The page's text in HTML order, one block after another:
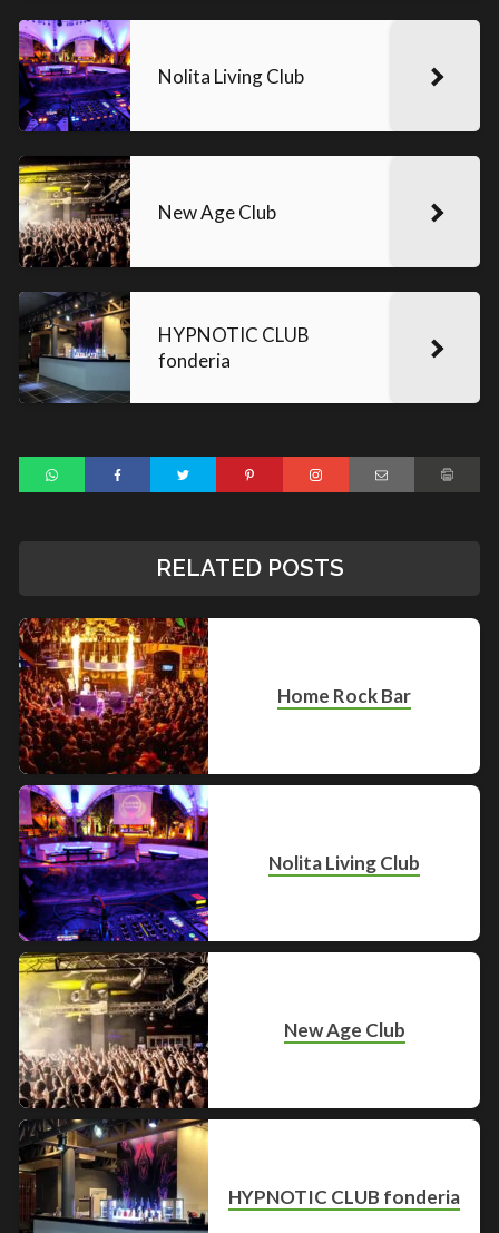
Nolita Living Club
New Age Club
HYPNOTIC CLUB
fonderia
RELATED POSTS
Home Rock Bar
Nolita Living Club
New Age Club
HYPNOTIC CLUB fonderia